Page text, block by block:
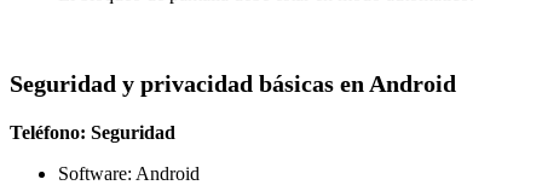
Seguridad y privacidad básicas en Android
Teléfono: Seguridad
Software: Android